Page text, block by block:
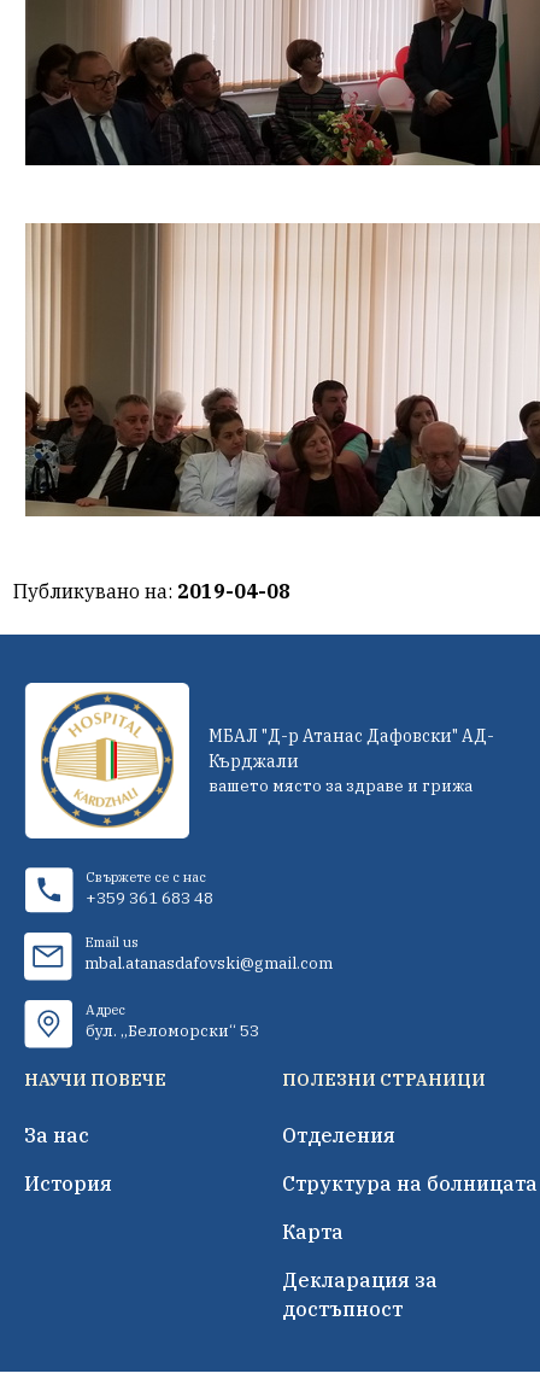
Публикувано на: 2019-04-08
МБАЛ "Д-р Атанас Дафовски" АД-
Кърджали
вашето място за здраве и грижа
Свържете се с нас
+359 361 683 48
Email us
mbal.atanasdafovski@gmail.com
Адрес
бул. „Беломорски“ 53
НАУЧИ ПОВЕЧЕ
За нас
История
ПОЛЕЗНИ СТРАНИЦИ
Отделения
Структура на болницата
Карта
Декларация за
достъпност